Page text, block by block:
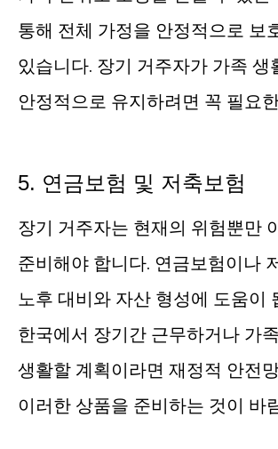
통해 전체 가정을 안정적으로 보
있습니다. 장기 거주자가 가족 생
안정적으로 유지하려면 꼭 필요
5. 연금보험 및 저축보험
장기 거주자는 현재의 위험뿐만
준비해야 합니다. 연금보험이나
노후 대비와 자산 형성에 도움이
한국에서 장기간 근무하거나 가
생활할 계획이라면 재정적 안전
이러한 상품을 준비하는 것이 바